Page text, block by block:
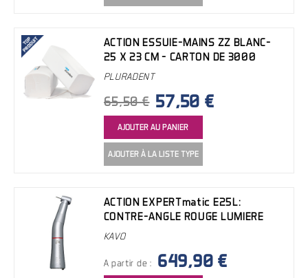
ACTION ESSUIE-MAINS ZZ BLANC-
25 X 23 CM - CARTON DE 3000
PLURADENT
65,50 € 57,50 €
AJOUTER AU PANIER
AJOUTER À LA LISTE TYPE
ACTION EXPERTmatic E25L:
CONTRE-ANGLE ROUGE LUMIERE
KAVO
A partir de : 649,90 €